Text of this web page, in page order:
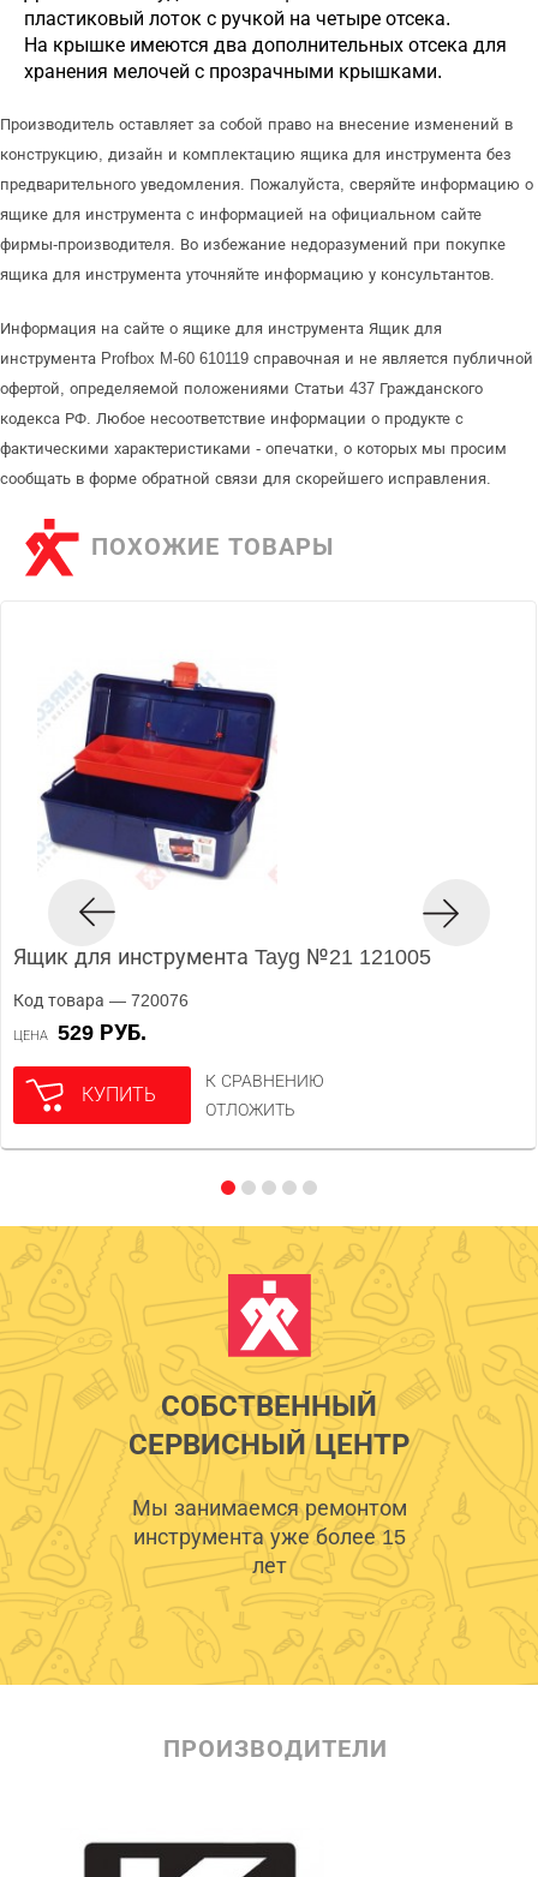
пластиковый лоток с ручкой на четыре отсека.
На крышке имеются два дополнительных отсека для
хранения мелочей с прозрачными крышками.
Производитель оставляет за собой право на внесение изменений в
конструкцию, дизайн и комплектацию ящика для инструмента без
предварительного уведомления. Пожалуйста, сверяйте информацию о
ящике для инструмента с информацией на официальном сайте
фирмы-производителя. Во избежание недоразумений при покупке
ящика для инструмента уточняйте информацию у консультантов.
Информация на сайте о ящике для инструмента Ящик для
инструмента Profbox M-60 610119 справочная и не является публичной
офертой, определяемой положениями Статьи 437 Гражданского
кодекса РФ. Любое несоответствие информации о продукте с
фактическими характеристиками - опечатки, о которых мы просим
сообщать в форме обратной связи для скорейшего исправления.
ПОХОЖИЕ ТОВАРЫ
Ящик для инструмента Tayg №21 121005
Код товара — 720076
ЦЕНА 529 РУБ.
КУПИТЬ
К СРАВНЕНИЮ
ОТЛОЖИТЬ
СОБСТВЕННЫЙ
СЕРВИСНЫЙ ЦЕНТР
Мы занимаемся ремонтом
инструмента уже более 15
лет
ПРОИЗВОДИТЕЛИ